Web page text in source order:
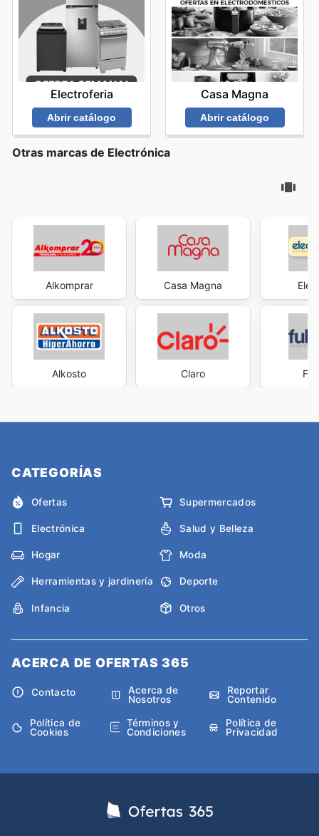
Electroferia
Abrir catálogo
Casa Magna
Abrir catálogo
Otras marcas de Electrónica
Alkomprar
Alkosto
Casa Magna
Claro
CATEGORÍAS
Ofertas Supermercados
Electrónica Salud y Belleza
Hogar Moda
Herramientas y jardinería Deporte
Infancia Otros
ACERCA DE OFERTAS 365
Contacto
Acerca de
Nosotros
Reportar
Contenido
Política de
Cookies
Términos y
Condiciones
Política de
Privacidad